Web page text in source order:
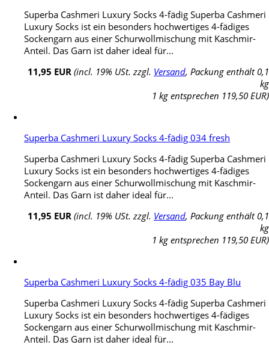
Superba Cashmeri Luxury Socks 4-fädig Superba Cashmeri
Luxury Socks ist ein besonders hochwertiges 4-fädiges
Sockengarn aus einer Schurwollmischung mit Kaschmir-
Anteil. Das Garn ist daher ideal für...
11,95 EUR (incl. 19% USt. zzgl. Versand, Packung enthält 0,1
kg
1 kg entsprechen 119,50 EUR)
Superba Cashmeri Luxury Socks 4-fädig 034 fresh
Superba Cashmeri Luxury Socks 4-fädig Superba Cashmeri
Luxury Socks ist ein besonders hochwertiges 4-fädiges
Sockengarn aus einer Schurwollmischung mit Kaschmir-
Anteil. Das Garn ist daher ideal für...
11,95 EUR (incl. 19% USt. zzgl. Versand, Packung enthält 0,1
kg
1 kg entsprechen 119,50 EUR)
Superba Cashmeri Luxury Socks 4-fädig 035 Bay Blu
Superba Cashmeri Luxury Socks 4-fädig Superba Cashmeri
Luxury Socks ist ein besonders hochwertiges 4-fädiges
Sockengarn aus einer Schurwollmischung mit Kaschmir-
Anteil. Das Garn ist daher ideal für...